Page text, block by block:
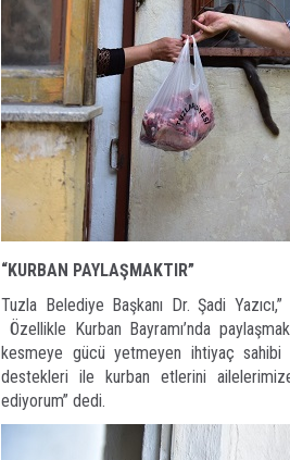
“KURBAN PAYLAŞMAKTIR”
Tuzla Belediye Başkanı Dr. Şadi
Özellikle Kurban Bayramı’nda
kesmeye gücü yetmeyen ihtiyaç sahibi
destekleri ile kurban etlerini ailelerimize
ediyorum” dedi.